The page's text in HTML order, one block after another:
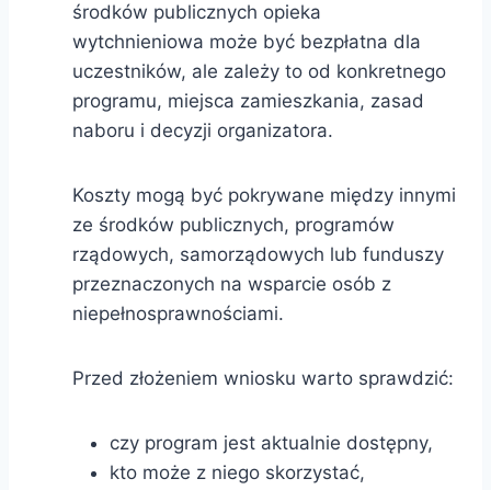
środków publicznych opieka
wytchnieniowa może być bezpłatna dla
uczestników, ale zależy to od konkretnego
programu, miejsca zamieszkania, zasad
naboru i decyzji organizatora.
Koszty mogą być pokrywane między innymi
ze środków publicznych, programów
rządowych, samorządowych lub funduszy
przeznaczonych na wsparcie osób z
niepełnosprawnościami.
Przed złożeniem wniosku warto sprawdzić:
czy program jest aktualnie dostępny,
kto może z niego skorzystać,